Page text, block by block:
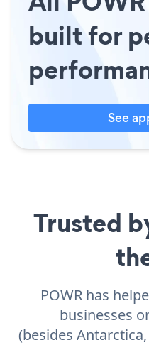
built for
See
Trusted
POWR has
businesses
(besides